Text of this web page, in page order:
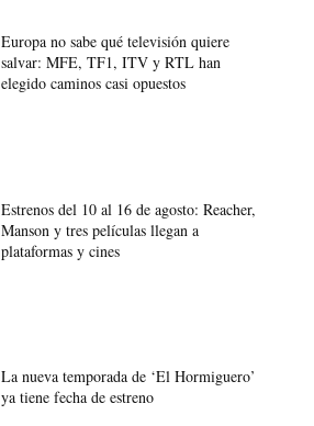
Europa no sabe qué televisión quiere
salvar: MFE, TF1, ITV y RTL han
elegido caminos casi opuestos
Estrenos del 10 al 16 de agosto: Reacher,
Manson y tres películas llegan a
plataformas y cines
La nueva temporada de ‘El Hormiguero’
ya tiene fecha de estreno